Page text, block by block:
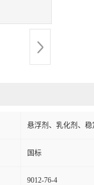
悬浮剂、乳化剂、
国标
9012-76-4